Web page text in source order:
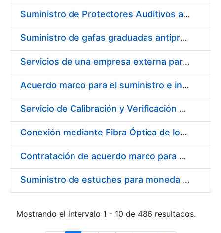
Suministro de Protectores Auditivos a medida para las personas trabajadoras de los Centros de Trabajo de Madrid y Burgos
Suministro de gafas graduadas antiproyecciones para los trabajadores de la FNMT-RCM en los centros de trabajo de Madrid y Burgos
Servicios de una empresa externa para el asesoramiento y resolución de los recursos de alzada que se presentan relacionados con procesos de selección para la FNMT-RCM
Acuerdo marco para el suministro e instalación de persianas, estores y otros complementos
Servicio de Calibración y Verificación Externa de los Equipos de Medición del Servicio de Prevención de la FNMT-RCM
Conexión mediante Fibra Óptica de los Centros de Proceso de Datos (CPDs) de las sedes de la FNMT-RCM de Burgos y Madrid
Contratación de acuerdo marco para el Suministro de Material de Electricidad para la Fábrica Nacional de Moneda y Timbre-Real Casa de la Moneda en su centro de trabajo de Burgos
Suministro de estuches para moneda de 30 €
Mostrando el intervalo 1 - 10 de 486 resultados.